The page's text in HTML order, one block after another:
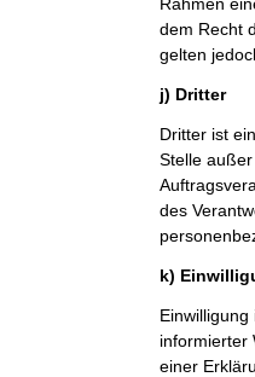
dem Recht
gelten
j) Dritter
Dritter ist
Stelle
des
k)
informierter
einer